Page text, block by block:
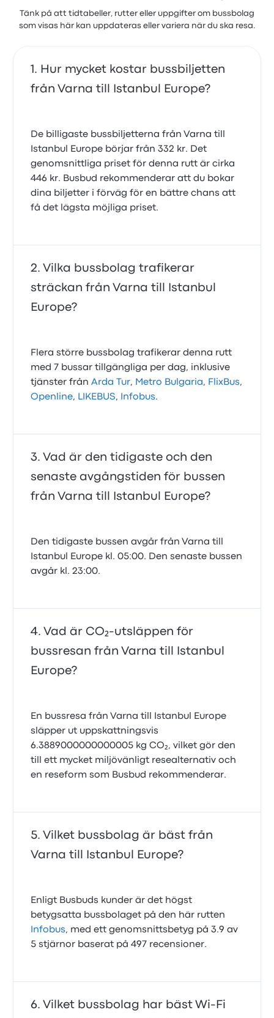
Tänk på att tidtabeller, rutter eller uppgifter om bussbolag
som visas här kan uppdateras eller variera när du ska resa.
Hur mycket kostar bussbiljetten
från Varna till Istanbul Europe?
De billigaste bussbiljetterna från Varna till
Istanbul Europe börjar från 332 kr. Det
genomsnittliga priset för denna rutt är cirka
446 kr. Busbud rekommenderar att du bokar
dina biljetter i förväg för en bättre chans att
få det lägsta möjliga priset.
Vilka bussbolag trafikerar
sträckan från Varna till Istanbul
Europe?
Flera större bussbolag trafikerar denna rutt
med 7 bussar tillgängliga per dag, inklusive
tjänster frånArda Tur, Metro Bulgaria, FlixBus,
Openline, LIKEBUS, Infobus.
Vad är den tidigaste och den
senaste avgångstiden för bussen
från Varna till Istanbul Europe?
Den tidigaste bussen avgår från Varna till
Istanbul Europe kl. 05:00. Den senaste bussen
avgår kl. 23:00.
Vad är CO₂-utsläppen för
bussresan från Varna till Istanbul
Europe?
En bussresa från Varna till Istanbul Europe
släpper ut uppskattningsvis
6.3889000000000005 kg CO₂, vilket gör den
till ett mycket miljövänligt resealternativ och
en reseform som Busbud rekommenderar.
Vilket bussbolag är bäst från
Varna till Istanbul Europe?
Enligt Busbuds kunder är det högst
betygsatta bussbolaget på den här rutten
Infobus, med ett genomsnittsbetyg på 3.9 av
5 stjärnor baserat på 497 recensioner.
Vilket bussbolag har bäst Wi-Fi